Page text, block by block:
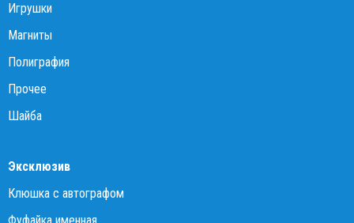
Игрушки
Магниты
Полиграфия
Прочее
Шайба
Эксклюзив
Клюшка с автографом